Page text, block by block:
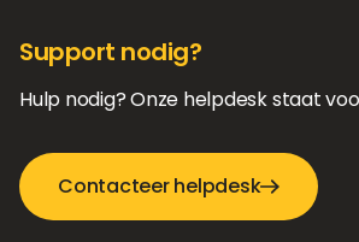
Support nodig?
Hulp nodig? Onze helpdesk staat
Contacteer helpdesk